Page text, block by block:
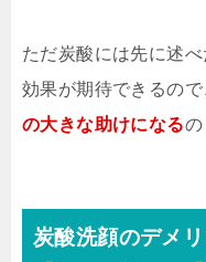
ただ炭酸には先に述
効果が期待できるので
の大きな助けになるの
炭酸洗顔のデメ